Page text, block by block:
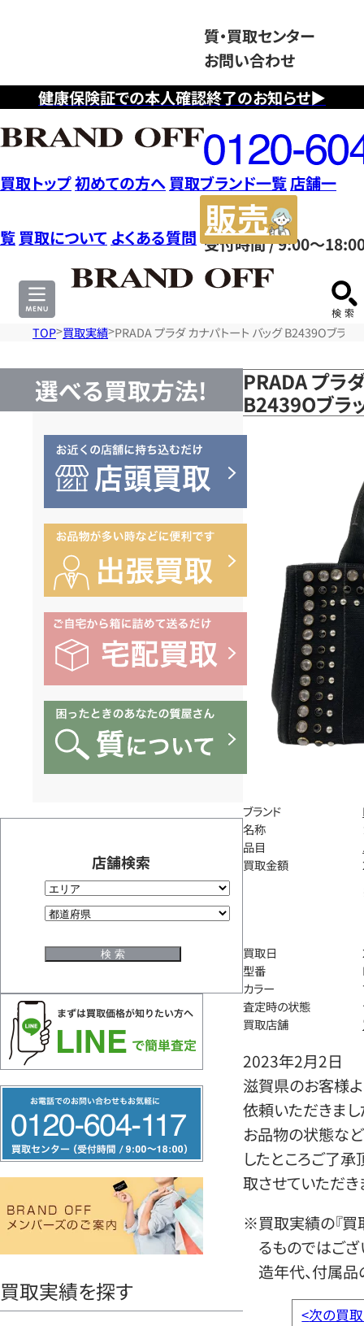
健康保険証での本人確認終了のお知らせ▶
質・買取センター
お問い合わせ
フ
リ
ー
ダ
イ
ヤ
ル
0120604117
受付時間 / 9:00～
買取トップ初めての方へ 買取ブランド一覧店舗一
覧 買取について よくある質問
サ
TOP 買取実績 PRADA プラダ カナパトート バッグ B2439Oブラッ
選べる買取方法!
店舗検索
リ
ー
ヤ
買取実績を探す
PRADA プラ
B2439Oブラ
ブランド
名称
品目
買取金額
買取日
型番
カラー
査定時の状態
買取店舗
2023年2月2日
滋賀県のお客様
依頼いただきまし
お品物の状態など
したところご了
取させていただき
※買取実績の『買
るものではござ
造年代、付属品
<次の買